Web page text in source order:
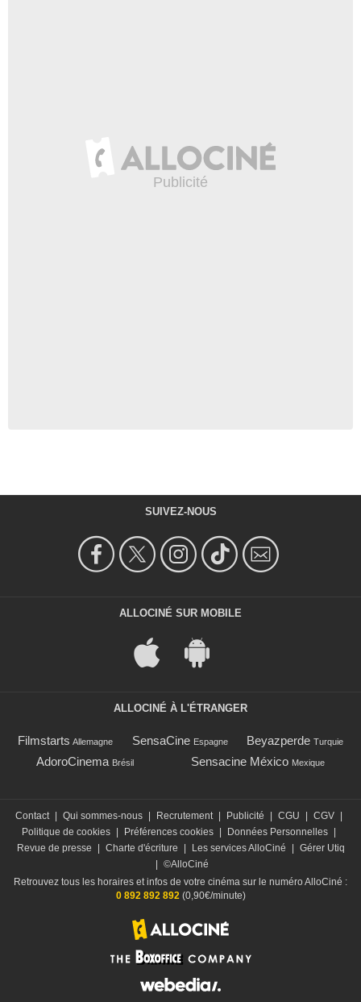
SUIVEZ-NOUS
ALLOCINÉ SUR MOBILE
ALLOCINÉ À L'ÉTRANGER
Filmstarts Allemagne SensaCine Espagne Beyazperde Turquie
AdoroCinema Brésil Sensacine México Mexique
Contact Qui sommes-nous Recrutement Publicité CGU CGV
Politique de cookies
Préférences cookies Données Personnelles
Revue de presse
Charte d'écriture Les services AlloCiné
Gérer Utiq
©AlloCiné
Retrouvez tous les horaires et infos de votre cinéma sur le numéro AlloCiné :
0 892 892 892(0,90€/minute)